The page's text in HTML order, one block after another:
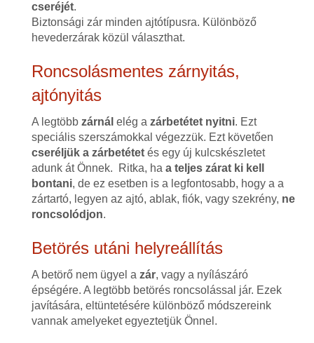
cseréjét.
Biztonsági zár minden ajtótípusra. Különböző
hevederzárak közül választhat.
Roncsolásmentes zárnyitás,
ajtónyitás
A legtöbb zárnál elég a zárbetétet nyitni. Ezt
speciális szerszámokkal végezzük. Ezt követően
cseréljük a zárbetétetés egy új kulcskészletet
adunk át Önnek. Ritka, ha a teljes zárat ki kell
bontani, de ez esetben is a legfontosabb, hogy a a
zártartó, legyen az ajtó, ablak, fiók, vagy szekrény, ne
roncsolódjon.
Betörés utáni helyreállítás
A betörő nem ügyel a zár, vagy a nyílászáró
épségére. A legtöbb betörés roncsolással jár. Ezek
javítására, eltüntetésére különböző módszereink
vannak amelyeket egyeztetjük Önnel.